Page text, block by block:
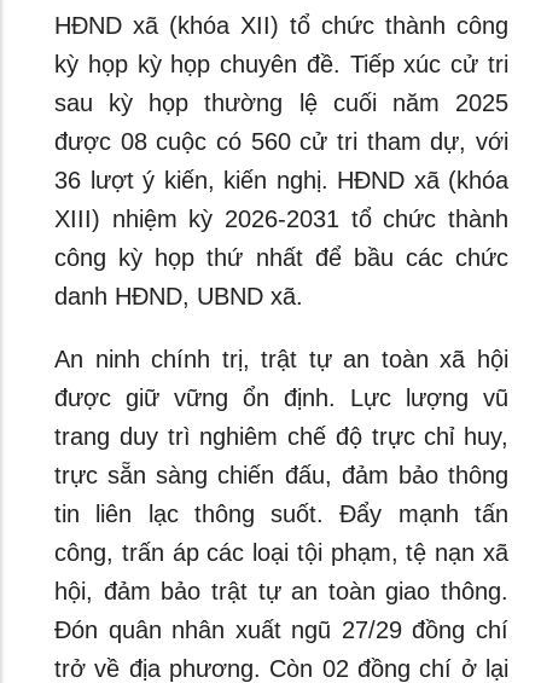
HĐND xã (khóa XII) tổ chức thành công
kỳ họp kỳ họp chuyên đề. Tiếp xúc cử tri
sau kỳ họp thường lệ cuối năm 2025
được 08 cuộc có 560 cử tri tham dự, với
36 lượt ý kiến, kiến nghị. HĐND xã (khóa
XIII) nhiệm kỳ 2026-2031 tổ chức thành
công kỳ họp thứ nhất để bầu các chức
danh HĐND, UBND xã.
An ninh chính trị, trật tự an toàn xã hội
được giữ vững ổn định. Lực lượng vũ
trang duy trì nghiêm chế độ trực chỉ huy,
trực sẵn sàng chiến đấu, đảm bảo thông
tin liên lạc thông suốt. Đẩy mạnh tấn
công, trấn áp các loại tội phạm, tệ nạn xã
hội, đảm bảo trật tự an toàn giao thông.
Đón quân nhân xuất ngũ 27/29 đồng chí
trở về địa phương. Còn 02 đồng chí ở lại